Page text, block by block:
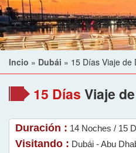
Incio » Dubái » 15 Días Viaje de
15 Días Viaje
Duración : 14 Noches / 15
Visitando : Dubái - Abu